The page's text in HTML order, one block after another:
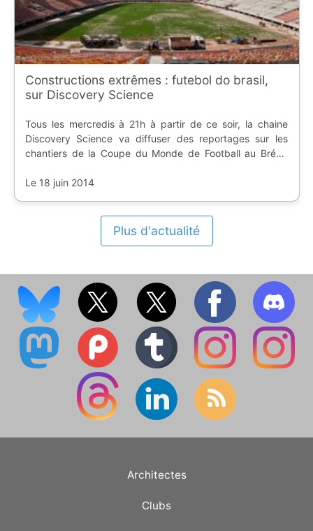
Constructions extrêmes : futebol do brasil,
sur Discovery Science
Tous les mercredis à 21h à partir de ce soir, la chaine
Discovery Science va diffuser des reportages sur les
chantiers de la Coupe du Monde de Football au Brésil.
futebol do brasil", nous aurons dr...
Le 18 juin 2014
Plus d'actualité
Architectes
Clubs